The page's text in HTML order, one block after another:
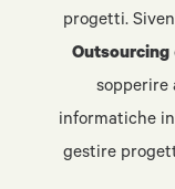
progetti.
Outsourcing
sopperire
informatiche
gestire